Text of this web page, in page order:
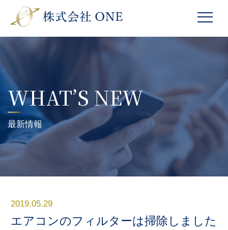
WHAT’S NEW
最新情報
2019.05.29
エアコンのフィルターは掃除しました